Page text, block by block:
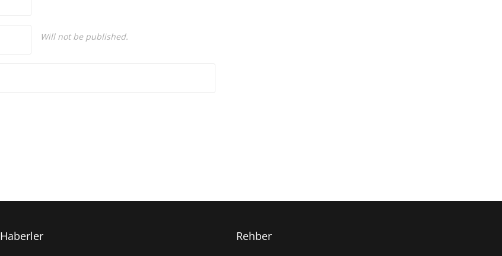
Will not be published.
Haberler Rehber